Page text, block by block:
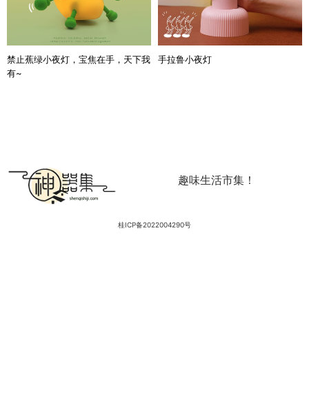
禁止蕉绿小夜灯，宝焦在手，天下我
有~
手拉鲁小夜灯
趣味生活市集！
桂ICP备2022004290号